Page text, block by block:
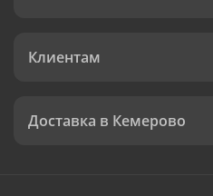
Клиентам
Доставка в Кемерово